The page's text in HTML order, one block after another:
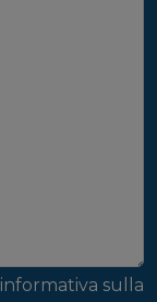
informativa sulla